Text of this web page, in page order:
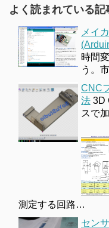
よく読まれている記
メイ
時間
う。
CNC
法 3D
スで
測定する回路…
セン